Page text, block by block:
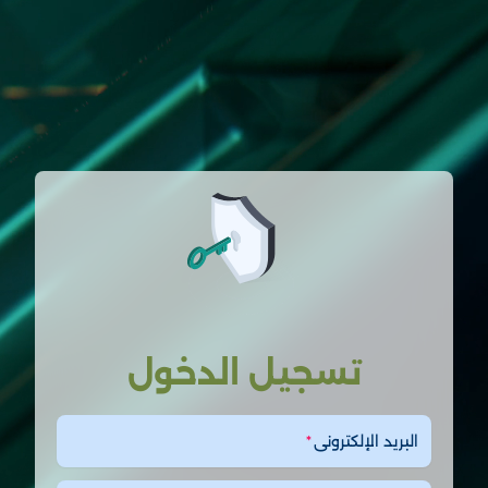
تسجيل الدخول
البريد الإلكتروني